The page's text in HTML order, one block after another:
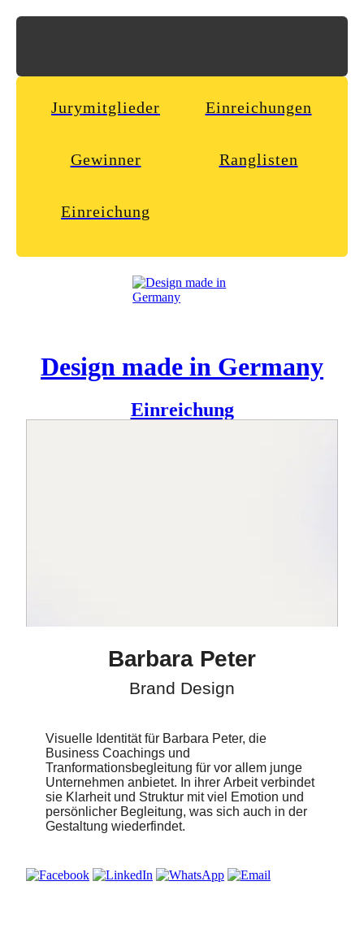
Jurymitglieder Einreichungen
Gewinner Ranglisten
Einreichung
Design made in Germany
Einreichung
Barbara Peter
Brand Design
Visuelle Identität für Barbara Peter, die
Business Coachings und
Tranformationsbegleitung für vor allem junge
Unternehmen anbietet. In ihrer Arbeit verbindet
sie Klarheit und Struktur mit viel Emotion und
persönlicher Begleitung, was sich auch in der
Gestaltung wiederfindet.